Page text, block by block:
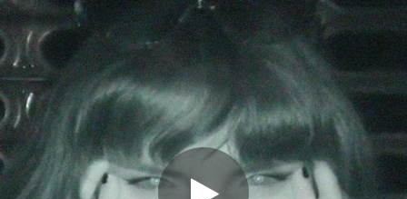
You're all set!
Otra Noche
Otra Noche
02:11